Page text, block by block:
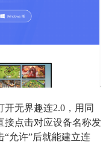
无界趣连2.0，用同
接点击对应设备名称发
允许”后就能建立连